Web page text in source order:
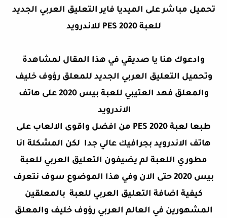
تحميل مباشر على الميديا فاير التعليق العربي الجديد
للعبة PES 2020 للاندرويد
وادعوك هنا يا صديقي في هذا المقال لمشاهدة
وتحميل التعليق العربي الجديد للمعلق رؤوف خليف
والمعلق فهد العتيبي للعبة بيس 2020 على هاتف
الاندرويد
طبعا لعبة PES 2020 من افضل واقوى الالعاب على
هاتف الاندرويد بجرافيك عالي جدا لكن المشكلة انا
مطوري اللعبة لم يضيفون التعليق العربي للعبة
بيس 2020 حتى الان وفي هذا الموضوع سوف نتعرف
كيفية اضافة التعليق العربي للعبة بالمعلقين
المشهورين في العالم العربي رؤوف خليف والمعلق